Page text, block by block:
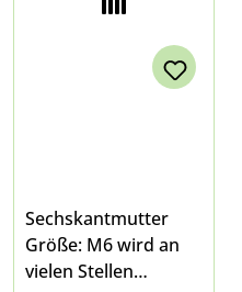
Sechskantmutter
Größe: M6 wird an
vielen Stellen